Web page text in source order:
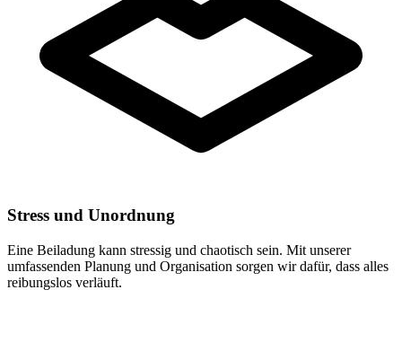
Stress und Unordnung
Eine Beiladung kann stressig und chaotisch sein. Mit unserer
umfassenden Planung und Organisation sorgen wir dafür, dass alles
reibungslos verläuft.